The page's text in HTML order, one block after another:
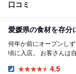
口コミ
愛媛県の食材を存分
何年か前にオープンしず
頃に入店。 お客さんは自分達と奥の座敷で飲み会をしている集団、家族
4.5